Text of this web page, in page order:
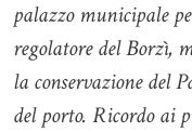
palazzo municipale
regolatore del Borzì,
la conservazione del
del porto. Ricordo ai